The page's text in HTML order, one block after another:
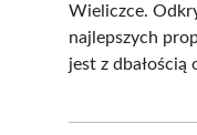
Wieliczce.
najlepszych
jest z